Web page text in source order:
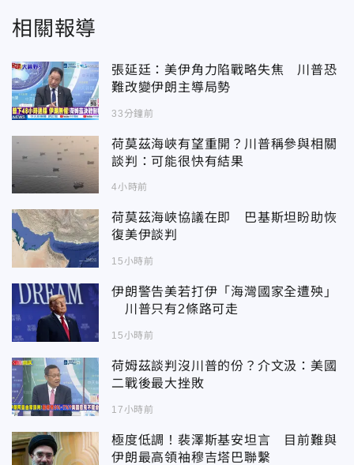
相關報導
張延廷：美伊角力陷戰略失焦 川普恐
難改變伊朗主導局勢
33分鐘前
荷莫茲海峽有望重開？川普稱參與相關
談判：可能很快有結果
4小時前
荷莫茲海峽協議在即 巴基斯坦盼助恢
復美伊談判
15小時前
伊朗警告美若打伊「海灣國家全遭殃」
川普只有2條路可走
15小時前
荷姆茲談判沒川普的份？介文汲：美國
二戰後最大挫敗
17小時前
極度低調！裴澤斯基安坦言 目前難與
伊朗最高領袖穆吉塔巴聯繫